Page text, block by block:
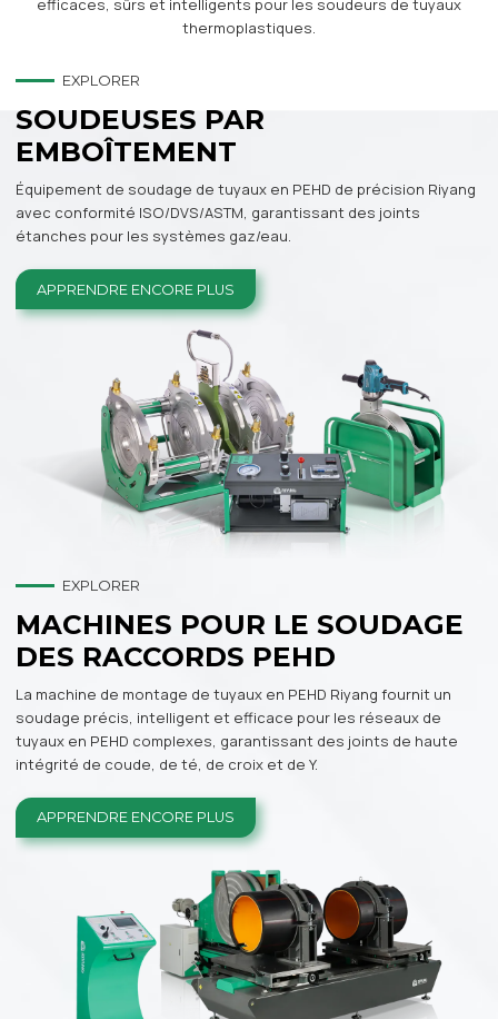
efficaces, sûrs et intelligents pour les soudeurs de tuyaux
thermoplastiques.
EXPLORER
SOUDEUSES PAR
EMBOÎTEMENT
Équipement de soudage de tuyaux en PEHD de précision Riyang
avec conformité ISO/DVS/ASTM, garantissant des joints
étanches pour les systèmes gaz/eau.
APPRENDRE ENCORE PLUS
EXPLORER
MACHINES POUR LE SOUDAGE
DES RACCORDS PEHD
La machine de montage de tuyaux en PEHD Riyang fournit un
soudage précis, intelligent et efficace pour les réseaux de
tuyaux en PEHD complexes, garantissant des joints de haute
intégrité de coude, de té, de croix et de Y.
APPRENDRE ENCORE PLUS